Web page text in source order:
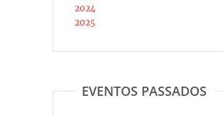
2024
2025
EVENTOS PASSADOS